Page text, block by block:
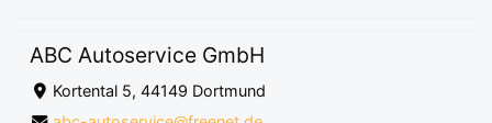
ABC Autoservice GmbH
Kortental 5, 44149 Dortmund